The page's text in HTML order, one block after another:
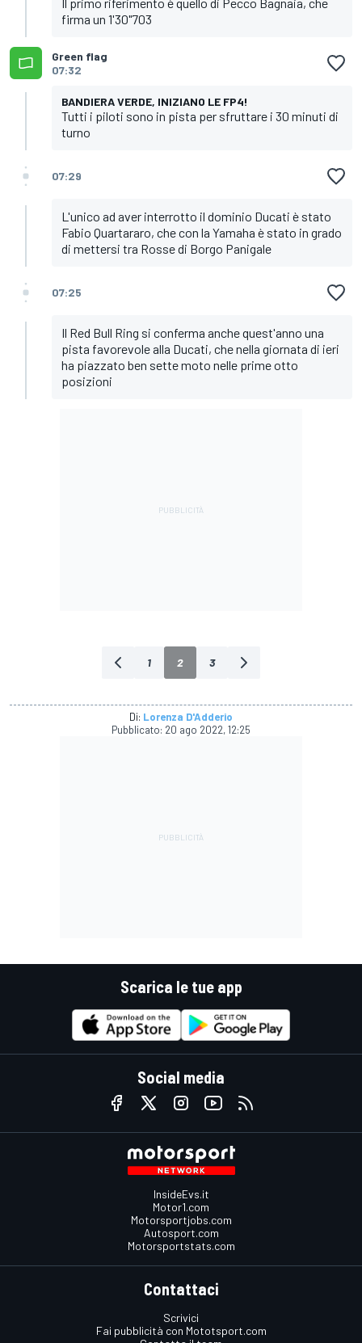
firma un 1'30"703
Green flag
07:32
BANDIERA VERDE, INIZIANO LE FP4!
Tutti i piloti sono in pista per sfruttare i 30 minuti di
turno
07:29
L'unico ad aver interrotto il dominio Ducati è stato
Fabio Quartararo, che con la Yamaha è stato in grado
di mettersi tra Rosse di Borgo Panigale
07:25
Il Red Bull Ring si conferma anche quest'anno una
pista favorevole alla Ducati, che nella giornata di ieri
ha piazzato ben sette moto nelle prime otto
posizioni
1 2 3
Di: Lorenza D'Adderio
Pubblicato: 20 ago 2022, 12:25
Scarica le tue app
Social media
InsideEvs.it
Motor1.com
Motorsportjobs.com
Autosport.com
Motorsportstats.com
Contattaci
Scrivici
Fai pubblicità con Mototsport.com